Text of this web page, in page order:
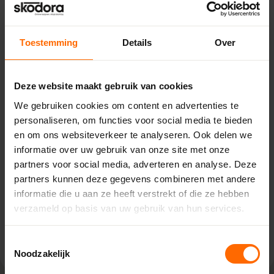
Toestemming Details Over
Deze website maakt gebruik van cookies
We gebruiken cookies om content en advertenties te
personaliseren, om functies voor social media te bieden
en om ons websiteverkeer te analyseren. Ook delen we
informatie over uw gebruik van onze site met onze
partners voor social media, adverteren en analyse. Deze
partners kunnen deze gegevens combineren met andere
informatie die u aan ze heeft verstrekt of die ze hebben
verzameld op basis van uw gebruik van hun services.
Noodzakelijk
Drachten – Bouwcenter
Concordia
Marconilaan 5,
9207 JC Drachten
0513335000
drachten@skodora.nl
Selecteren als mijn vestiging
Bekijk vestiging info